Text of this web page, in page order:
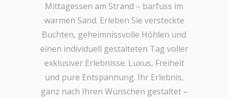
Mittagessen am Strand – barfuss im
warmen Sand. Erleben Sie versteckte
Buchten, geheimnissvolle Höhlen und
einen individuell gestalteten Tag voller
exklusiver Erlebnisse. Luxus, Freiheit
und pure Entspannung. Ihr Erlebnis,
ganz nach Ihren Wünschen gestaltet –